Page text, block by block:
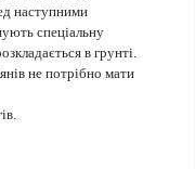
наступними
спеціальну
в грунті.
не потрібно мати